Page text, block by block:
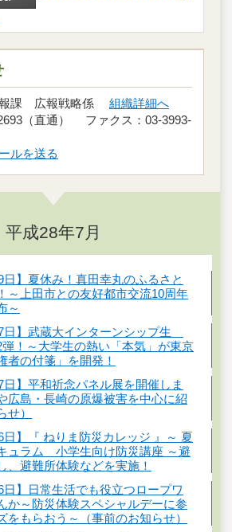
課 広報戦略係 組織詳細へ
（直通） ファクス：03-3993-
ルを送る
平成28年7月
日】夏休み！真田幸丸のふるさと
～上田市との友好都市交流10周年
～
日】武蔵大インターンシップ生
！～大学生の熱い「本気」が東京
者の付箋」を開発！
日】平和祈念パネル展を開催しま
広島・長崎の原爆被害を中心に紹
せ）
日】『 ねりま防災カレッジ 』～ 夏
ュラム 小学生向け防災講座 ～避
、避難所体験などを実施！
日】日常生活でも役立つロープワ
か～防災体験スペシャルデーに参
をもらおう～（事前のお知らせ）